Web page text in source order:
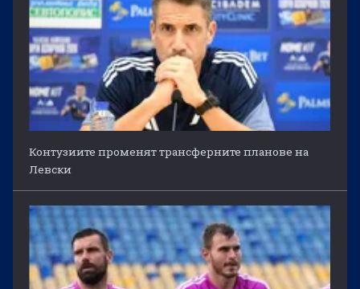
Контузиите променят трансферните планове на
Левски